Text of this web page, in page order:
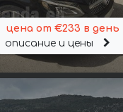
цена от €233 в день
описание и цены